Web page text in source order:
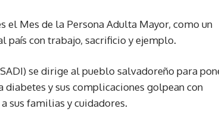
el Mes de la Persona Adulta Mayor, como un
país con trabajo, sacrificio y ejemplo.
se dirige al pueblo salvadoreño para
y sus complicaciones golpean con
sus familias y cuidadores.